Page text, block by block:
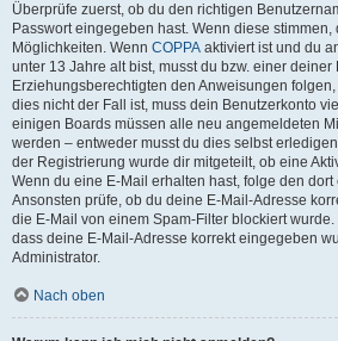
Überprüfe zuerst, ob du den richtigen
Passwort eingegeben hast. Wenn diese stimmen,
Möglichkeiten. Wenn COPPA aktiviert ist und du
unter 13 Jahre alt bist, musst du bzw. einer
Erziehungsberechtigten den Anweisungen
dies nicht der Fall ist, muss dein Benutzerkonto
einigen Boards müssen alle neu angemeldeten
werden – entweder musst du dies selbst
der Registrierung wurde dir mitgeteilt, ob eine
Wenn du eine E-Mail erhalten hast, folge den
Ansonsten prüfe, ob du deine E-Mail-Adresse
die E-Mail von einem Spam-Filter blockiert
dass deine E-Mail-Adresse korrekt eingegeben
Administrator.
Nach oben